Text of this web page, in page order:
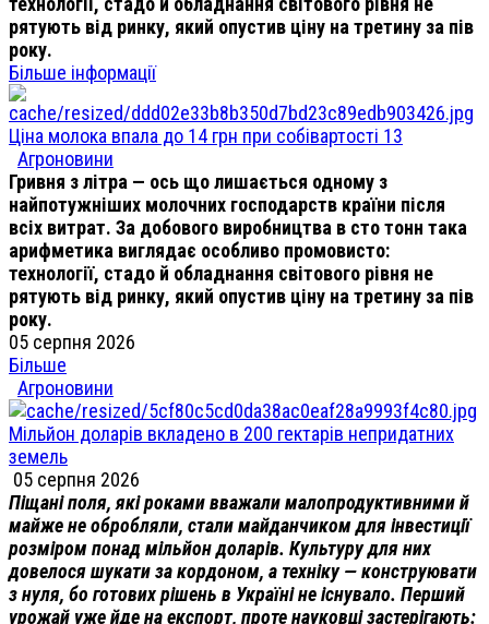
рятують від ринку, який опустив ціну на третину за пів
року.
Більше інформації
Ціна молока впала до 14 грн при собівартості 13
Агроновини
Гривня з літра — ось що лишається одному з
найпотужніших молочних господарств країни після
всіх витрат. За добового виробництва в сто тонн така
арифметика виглядає особливо промовисто:
технології, стадо й обладнання світового рівня не
рятують від ринку, який опустив ціну на третину за пів
року.
05 серпня 2026
Більше
Агроновини
Мільйон доларів вкладено в 200 гектарів непридатних
земель
05 серпня 2026
Піщані поля, які роками вважали малопродуктивними й
майже не обробляли, стали майданчиком для інвестиції
розміром понад мільйон доларів. Культуру для них
довелося шукати за кордоном, а техніку — конструювати
з нуля, бо готових рішень в Україні не існувало. Перший
урожай уже йде на експорт, проте науковці застерігають: